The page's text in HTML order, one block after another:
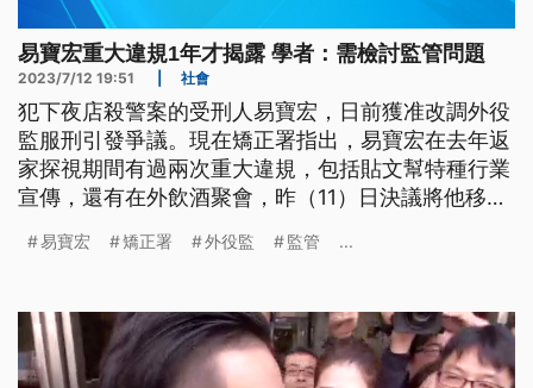
易寶宏重大違規1年才揭露 學者：需檢討監管問題
2023/7/12 19:51 社會
犯下夜店殺警案的受刑人易寶宏，日前獲准改調外役
監服刑引發爭議。現在矯正署指出，易寶宏在去年返
家探視期間有過兩次重大違規，包括貼文幫特種行業
宣傳，還有在外飲酒聚會，昨（11）日決議將他移回
在外是如何監管？矯正署解釋，因為媒體披露才知
易寶宏 矯正署 外役監 監管 ...